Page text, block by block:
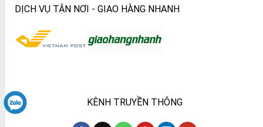
DỊCH VỤ TẬN NƠI - GIAO HÀNG NHANH
KÊNH TRUYỀN THÔNG